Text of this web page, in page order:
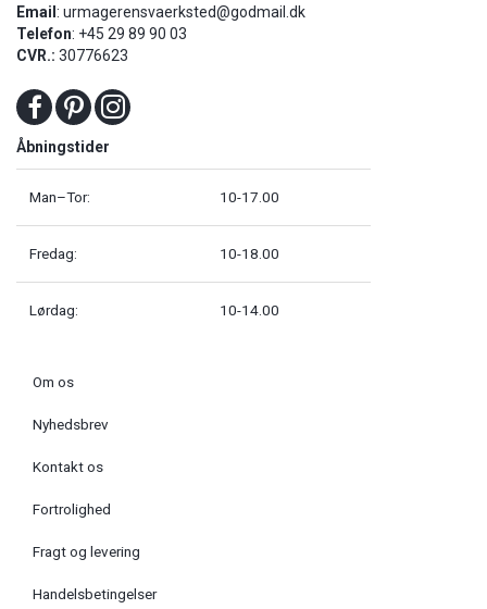
Email : urmagerensvaerksted@godmail.dk
Telefon: +45 29 89 90 03
CVR.: 30776623
Åbningstider
Man–Tor: 10-17.00
Fredag: 10-18.00
Lørdag: 10-14.00
Om os
Nyhedsbrev
Kontakt os
Fortrolighed
Fragt og levering
Handelsbetingelser